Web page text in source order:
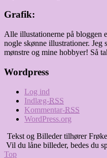
Grafik:
Alle illustationerne på bloggen
nogle skønne illustrationer. Jeg
mønstre og mine hobbyer! Så
Wordpress
Log ind
Indlæg-RSS
Kommentar-RSS
WordPress.org
Tekst og Billeder tilhører
Vil du låne billeder, bedes du
Top